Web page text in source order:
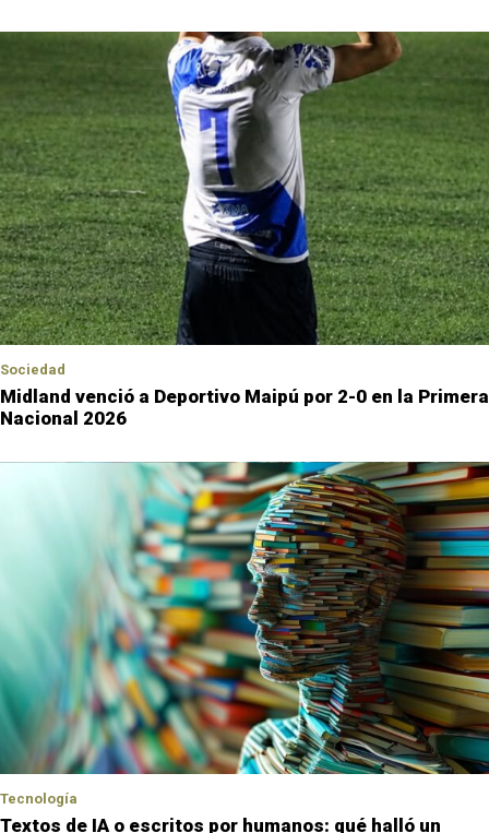
Sociedad
Midland venció a Deportivo Maipú por 2-0 en la Primera
Nacional 2026
Tecnología
Textos de IA o escritos por humanos: qué halló un